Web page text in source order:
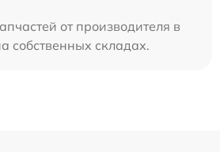
от производителя в
собственных складах.